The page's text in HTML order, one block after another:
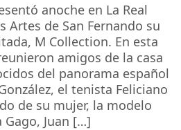
anoche en La Real
Artes de San Fernando su
M Collection. En esta
amigos de la casa
del panorama español
el tenista Feliciano
de su mujer, la modelo
Gago, Juan […]